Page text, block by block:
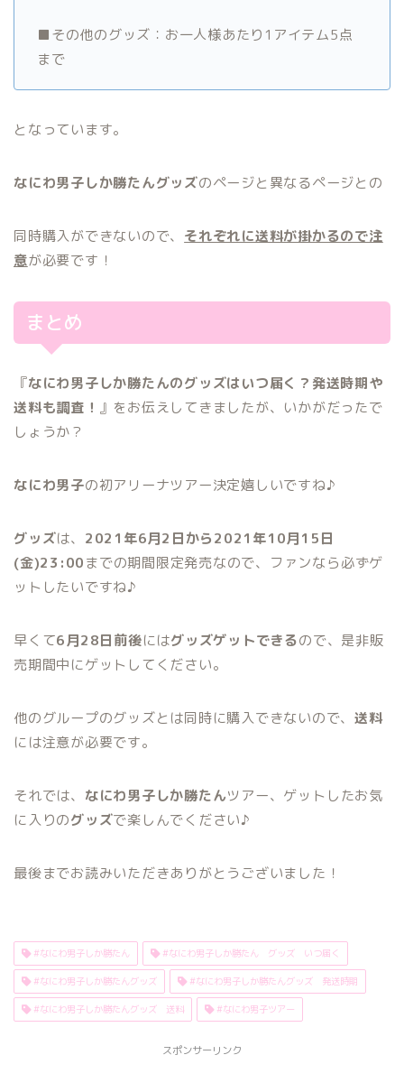
■その他のグッズ：お一人様あたり1アイテム5点
まで
となっています。
なにわ男子しか勝たんグッズのページと異なるページとの
同時購入ができないので、 それぞれに送料が掛かるので注
意が必要です！
まとめ
『なにわ男子しか勝たんのグッズはいつ届く？発送時期や
送料も調査！ 』をお伝えしてきましたが、いかがだったで
しょうか？
なにわ男子の初アリーナツアー決定嬉しいですね♪
グッズは、 2021年6月2日から2021年10月15日
(金)23:00までの期間限定発売なので、ファンなら必ずゲ
ットしたいですね♪
早くて6月28日前後にはグッズゲットできるので、是非販
売期間中にゲットしてください。
他のグループのグッズとは同時に購入できないので、送料
には注意が必要です。
それでは、 なにわ男子しか勝たんツアー、ゲットしたお気
に入りのグッズで楽しんでください♪
最後までお読みいただきありがとうございました！
#なにわ男子しか勝たん #なにわ男子しか勝たん グッズ いつ届く
#なにわ男子しか勝たんグッズ #なにわ男子しか勝たんグッズ 発送時期
#なにわ男子しか勝たんグッズ 送料 #なにわ男子ツアー
スポンサーリンク